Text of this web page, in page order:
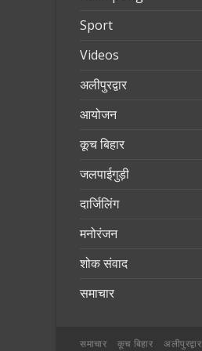
Sport
Videos
अलीपुरद्वार
आयोजन
कूच बिहार
जलपाईगुड़ी
दार्जिलिंग
मनोरंजन
शोक संवाद
समाचार
समाचार कूच बिहार अलीपुरद्वार